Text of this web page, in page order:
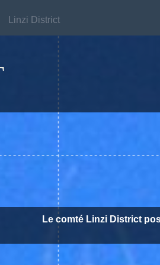
Linzi District
Le comté Linzi District
Linzi District